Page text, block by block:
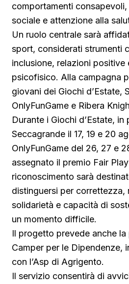
comportamenti
sociale e attenzione alla
Un ruolo centrale sarà
sport, considerati strumenti
inclusione, relazioni positive
psicofisico. Alla campagna
giovani dei Giochi d’Estate,
OnlyFunGame e Ribera
Durante i Giochi d’Estate, in
Seccagrande il 17, 19 e 20
OnlyFunGame del 26, 27 e
assegnato il premio Fair
riconoscimento sarà
distinguersi per correttezza,
solidarietà e capacità di
un momento difficile.
Il progetto prevede anche la
Camper per le Dipendenze,
con l’Asp di Agrigento.
Il servizio consentirà di